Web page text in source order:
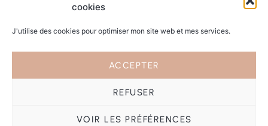
cookies
J'utilise des cookies pour optimiser mon site web et mes services.
ACCEPTER
REFUSER
VOIR LES PRÉFÉRENCES
Suivre sur Instagram